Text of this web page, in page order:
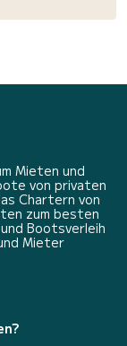
Mieten und
von privaten
Chartern von
zum besten
Bootsverleih
Mieter